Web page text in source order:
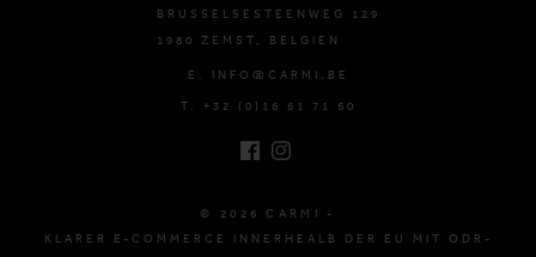
BRUSSELSESTEENWEG 129
1980 ZEMST, BELGIEN
E. INFO@CARMI.BE
T. +32 (0)16 61 71 60
© 2026 CARMI -
KLARER E-COMMERCE INNERHEALB DER EU MIT ODR-